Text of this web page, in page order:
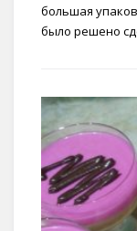
большая
было решено